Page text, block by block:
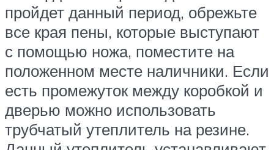
пройдет данный период, обрежьте
все края пены, которые выступают
с помощью ножа, поместите на
положенном месте наличники. Если
есть промежуток между коробкой и
дверью можно использовать
трубчатый утеплитель на резине.